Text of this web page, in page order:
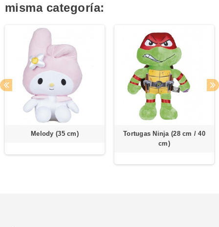
misma categoría:
Melody (35 cm)
Tortugas Ninja (28 cm / 40
cm)